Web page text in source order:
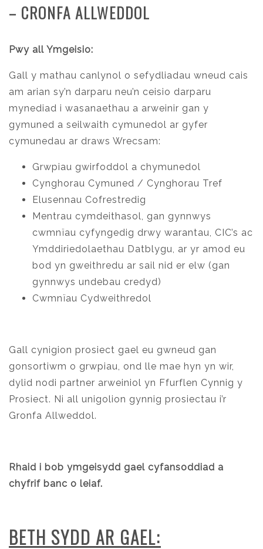
– CRONFA ALLWEDDOL
Pwy all Ymgeisio:
Gall y mathau canlynol o sefydliadau wneud cais
am arian sy’n darparu neu’n ceisio darparu
mynediad i wasanaethau a arweinir gan y
gymuned a seilwaith cymunedol ar gyfer
cymunedau ar draws Wrecsam:
Grwpiau gwirfoddol a chymunedol
Cynghorau Cymuned / Cynghorau Tref
Elusennau Cofrestredig
Mentrau cymdeithasol, gan gynnwys
cwmnïau cyfyngedig drwy warantau, CIC’s ac
Ymddiriedolaethau Datblygu, ar yr amod eu
bod yn gweithredu ar sail nid er elw (gan
gynnwys undebau credyd)
Cwmnïau Cydweithredol
Gall cynigion prosiect gael eu gwneud gan
gonsortiwm o grwpiau, ond lle mae hyn yn wir,
dylid nodi partner arweiniol yn Ffurflen Cynnig y
Prosiect. Ni all unigolion gynnig prosiectau i’r
Gronfa Allweddol.
Rhaid i bob ymgeisydd gael cyfansoddiad a
chyfrif banc o leiaf.
BETH SYDD AR GAEL: